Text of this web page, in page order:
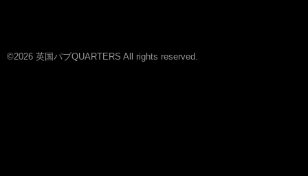
©2026 英国パブQUARTERS All rights reserved.